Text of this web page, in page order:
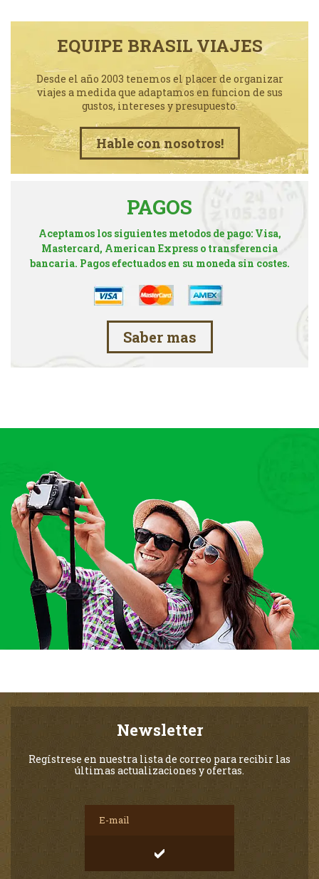
EQUIPE BRASIL VIAJES
Desde el año 2003 tenemos el placer de organizar
viajes a medida que adaptamos en funcion de sus
gustos, intereses y presupuesto.
Hable con nosotros!
PAGOS
Aceptamos los siguientes metodos de pago: Visa,
Mastercard, American Express o transferencia
bancaria. Pagos efectuados en su moneda sin costes.
Saber mas
Newsletter
Regístrese en nuestra lista de correo para recibir las
últimas actualizaciones y ofertas.